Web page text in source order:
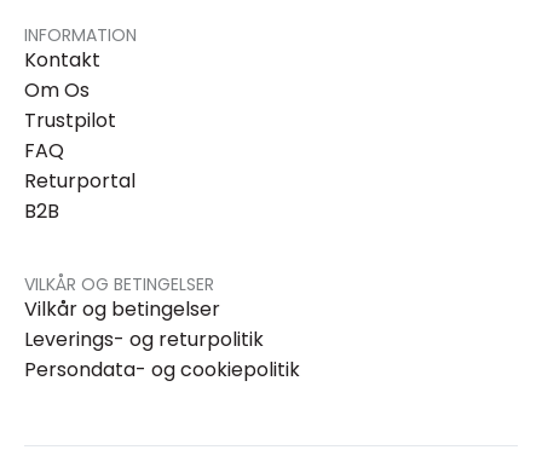
INFORMATION
Kontakt
Om Os
Trustpilot
FAQ
Returportal
B2B
VILKÅR OG BETINGELSER
Vilkår og betingelser
Leverings- og returpolitik
Persondata- og cookiepolitik